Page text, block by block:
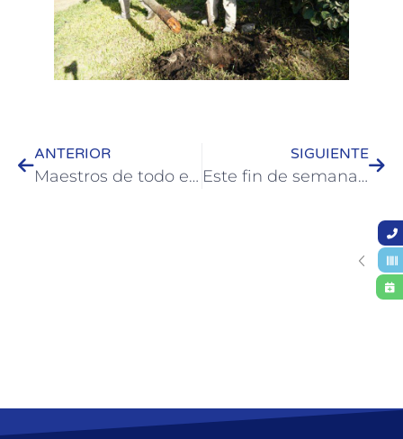
ANTERIOR
Maestros de todo el país celebraron su día en Termas Colón
SIGUIENTE
Este fin de semana llega “Primavera Diversa” a Colón